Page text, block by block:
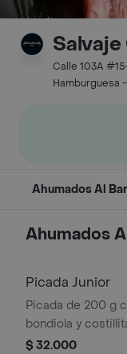
Calle 103A
Hamburguesa
Ahumados Al
Ahumados
Picada Junior
Picada de 200 g
bondiola y
chorizo ahumado,
$ 32.000